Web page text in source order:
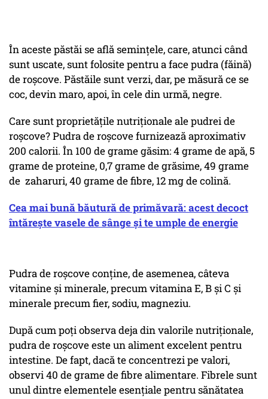
În aceste păstăi se află semințele, care, atunci când
sunt uscate, sunt folosite pentru a face pudra (făină)
de roșcove. Păstăile sunt verzi, dar, pe măsură ce se
coc, devin maro, apoi, în cele din urmă, negre.
Care sunt proprietățile nutriționale ale pudrei de
roșcove? Pudra de roșcove furnizează aproximativ
200 calorii. În 100 de grame găsim: 4 grame de apă, 5
grame de proteine, 0,7 grame de grăsime, 49 grame
de zaharuri, 40 grame de fibre, 12 mg de colină.
Cea mai bună băutură de primăvară: acest decoct
întărește vasele de sânge și te umple de energie
Pudra de roșcove conține, de asemenea, câteva
vitamine și minerale, precum vitamina E, B și C și
minerale precum fier, sodiu, magneziu.
După cum poți observa deja din valorile nutriționale,
pudra de roșcove este un aliment excelent pentru
intestine. De fapt, dacă te concentrezi pe valori,
observi 40 de grame de fibre alimentare. Fibrele sunt
unul dintre elementele esențiale pentru sănătatea